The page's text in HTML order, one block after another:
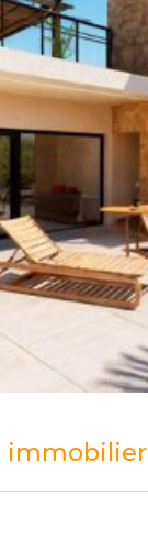
immobilier